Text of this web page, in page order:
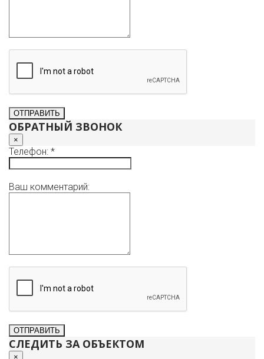
ОБРАТНЫЙ ЗВОНОК
×
Телефон: *
Ваш комментарий:
СЛЕДИТЬ ЗА ОБЪЕКТОМ
×